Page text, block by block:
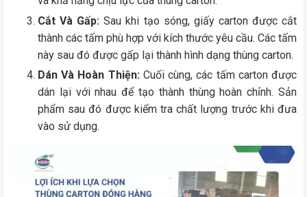
Cắt Và Gấp: Sau khi tạo sóng, giấy carton được cắt
thành các tấm phù hợp với kích thước yêu cầu. Các tấm
này sau đó được gấp lại thành hình dạng thùng carton.
Dán Và Hoàn Thiện:Cuối cùng, các tấm carton được
dán lại với nhau để tạo thành thùng hoàn chỉnh. Sản
phẩm sau đó được kiểm tra chất lượng trước khi đưa
vào sử dụng.